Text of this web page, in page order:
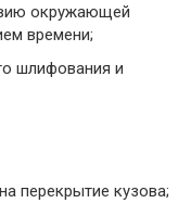
окружающей
времени;
шлифования и
перекрытие кузова;